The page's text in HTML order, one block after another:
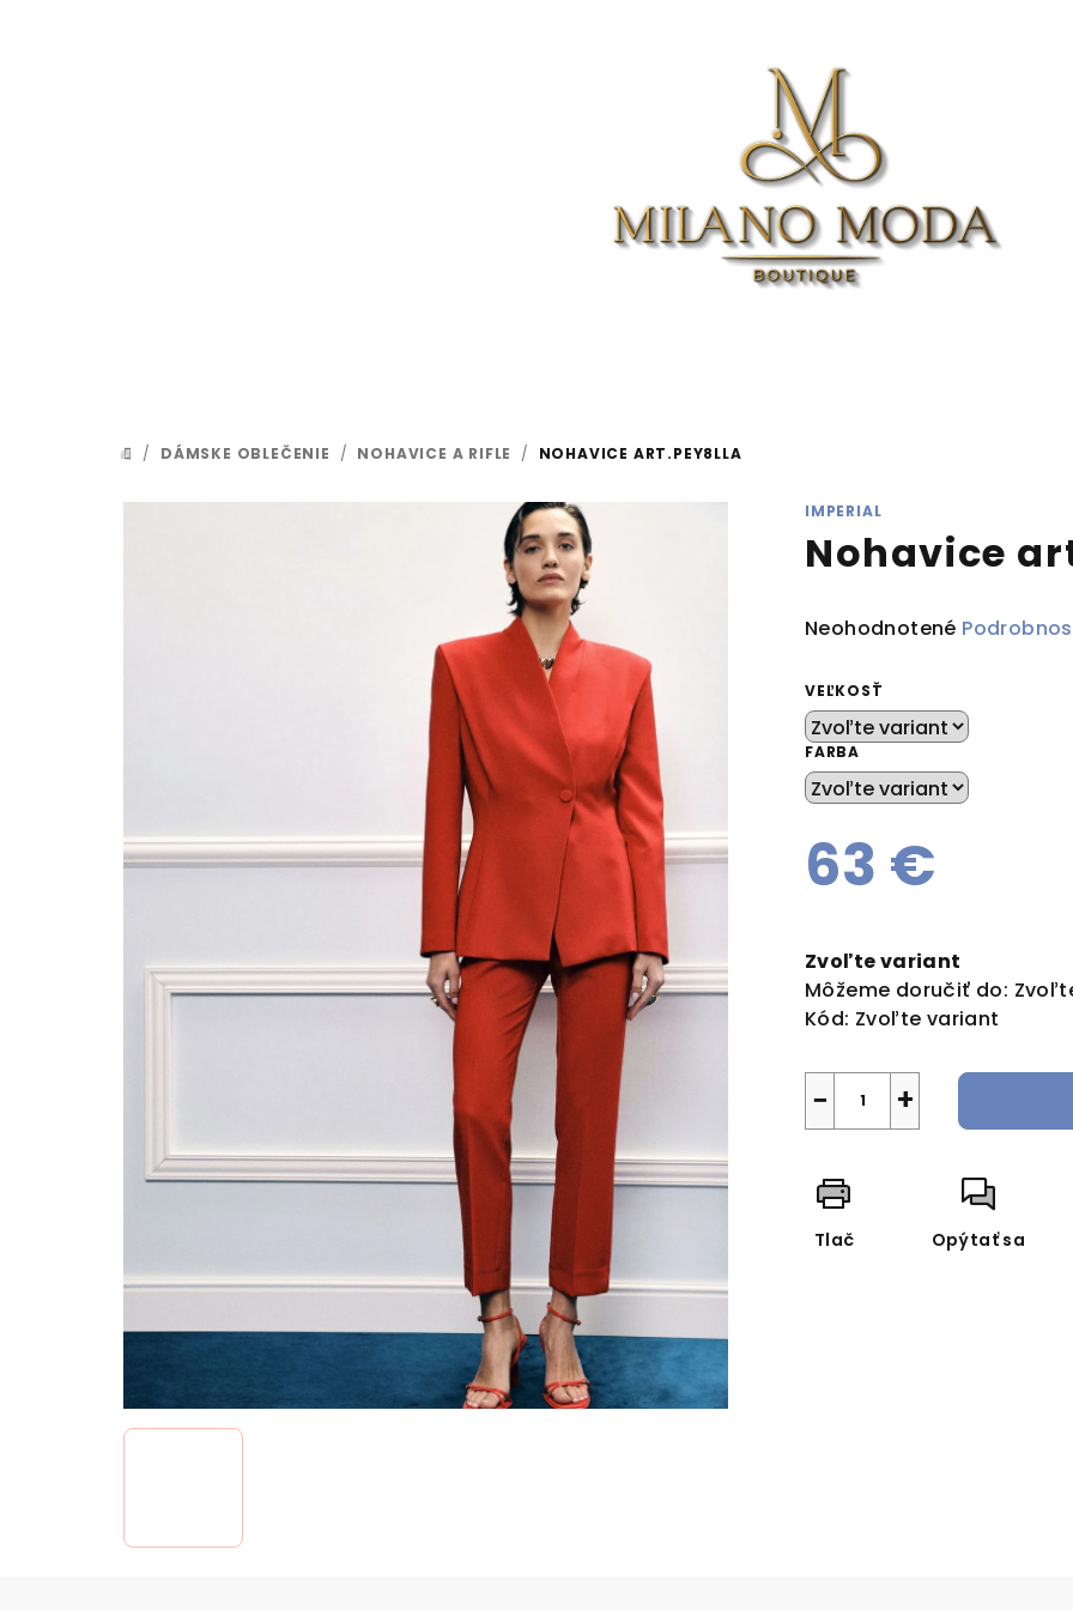
DOMOV
/ DÁMSKE OBLEČENIE / NOHAVICE A RIFLE / NOHAVICE ART.PEY8LLA
IMPERIAL
Nohavice
Priemerné
produktu
je
0,0
z
5
Neohodnotené
VEĽKOSŤ
FARBA
63 €
cena:
Zvoľte variant
Môžeme doručiť do:
Kód: Zvoľte variant
+
−
Tlač Opýtať sa